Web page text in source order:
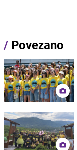
/ Povezano